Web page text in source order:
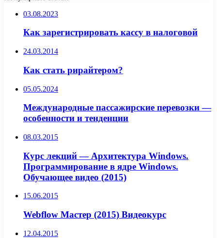
03.08.2023
Как зарегистрировать кассу в налоговой
24.03.2014
Как стать рирайтером?
05.05.2024
Международные пассажирские перевозки —
особенности и тенденции
08.03.2015
Курс лекций — Архитектура Windows.
Программирование в ядре Windows.
Обучающее видео (2015)
15.06.2015
Webflow Мастер (2015) Видеокурс
12.04.2015